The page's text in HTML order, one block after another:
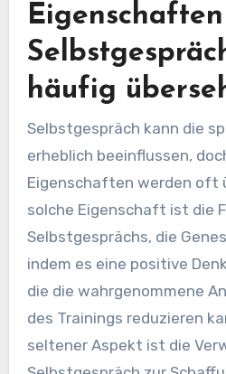
häufig
Selbstgespräch kann die
erheblich beeinflussen,
Eigenschaften werden oft
solche Eigenschaft ist die
Selbstgesprächs, die
indem es eine positive
die die wahrgenommene
des Trainings reduzieren
seltener Aspekt ist die